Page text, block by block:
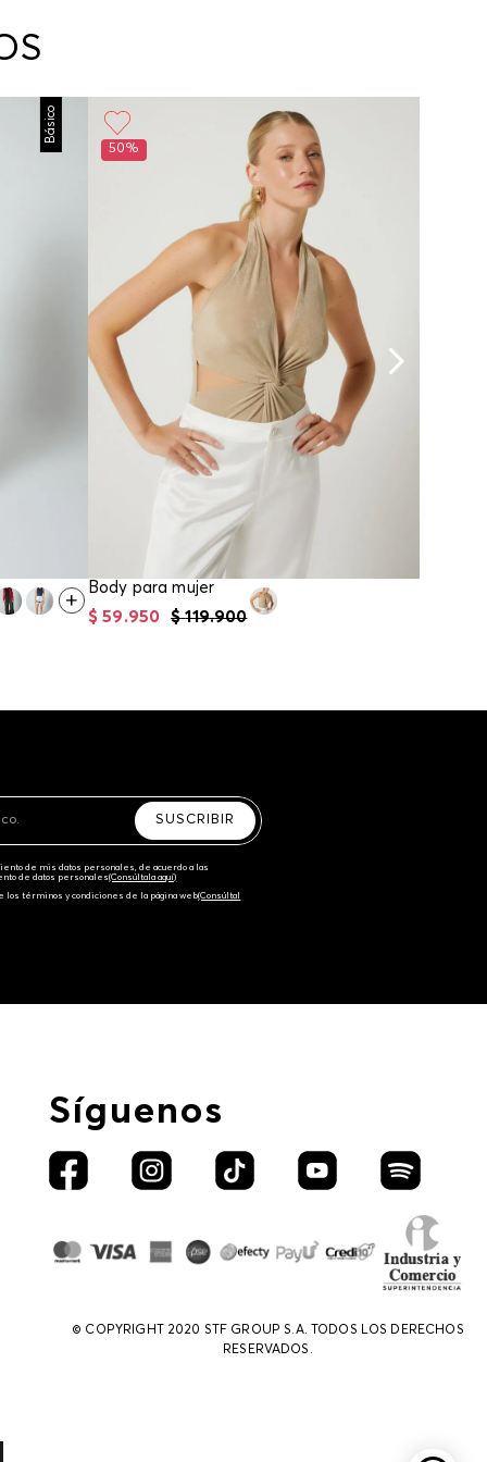
Planchar a temperatura maximo 110°c
la recogida del producto en la dirección
Básico
50%
Body para mujer
$ 119.900
$ 59.950
SUSCRIBIR
de mis datos personales, de acuerdo a las
de datos personales‎(Consúltala aquí)
los términos y condiciones de la página web‎(Consúltal
Síguenos
© COPYRIGHT 2020 STF GROUP S.A. TODOS LOS DERECHOS
RESERVADOS.